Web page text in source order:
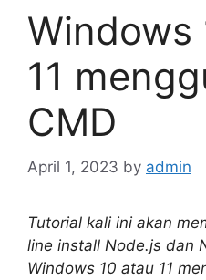
Windows
11
CMD
April 1, 2023 by admin
Tutorial kali ini akan
line install Node.js dan
Windows 10 atau 11